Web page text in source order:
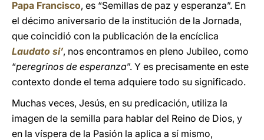
Papa Francisco, es “Semillas de paz y esperanza”. En
el décimo aniversario de la institución de la Jornada,
que coincidió con la publicación de la encíclica
Laudato si’, nos encontramos en pleno Jubileo, como
“peregrinos de esperanza”. Y es precisamente en este
contexto donde el tema adquiere todo su significado.
Muchas veces, Jesús, en su predicación, utiliza la
imagen de la semilla para hablar del Reino de Dios, y
en la víspera de la Pasión la aplica a sí mismo,